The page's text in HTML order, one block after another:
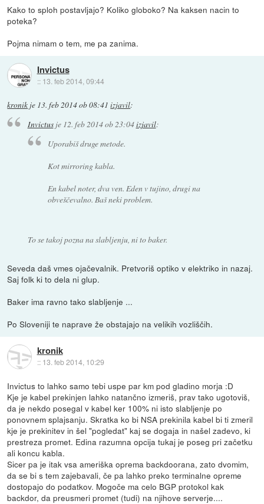
Kako to sploh postavljajo? Koliko globoko? Na kaksen nacin to
poteka?
Pojma nimam o tem, me pa zanima.
Invictus
:: 13. feb 2014, 09:44
kronik je 13. feb 2014 ob 08:41 izjavil:
Invictusje 12. feb 2014 ob 23:04izjavil:
Uporabiš druge metode.
Kot mirroring kabla.
En kabel noter, dva ven. Eden v tujino, drugi na
obveščevalno. Baš neki problem.
To se takoj pozna na slabljenju, ni to baker.
Seveda daš vmes ojačevalnik. Pretvoriš optiko v elektriko in nazaj.
Saj folk ki to dela ni glup.
Baker ima ravno tako slabljenje ...
Po Sloveniji te naprave že obstajajo na velikih vozliščih.
kronik
:: 13. feb 2014, 10:29
Invictus to lahko samo tebi uspe par km pod gladino morja :D
Kje je kabel prekinjen lahko natančno izmeriš, prav tako ugotoviš,
da je nekdo posegal v kabel ker 100% ni isto slabljenje po
ponovnem splajsanju. Skratka ko bi NSA prekinila kabel bi ti zmeril
kje je prekinitev in šel "pogledat" kaj se dogaja in našel zadevo, ki
prestreza promet. Edina razumna opcija tukaj je poseg pri začetku
ali koncu kabla.
Sicer pa je itak vsa ameriška oprema backdoorana, zato dvomim,
da se bi s tem zajebavali, če pa lahko preko terminalne opreme
dostopajo do podatkov. Mogoče ma celo BGP protokol kak
backdor, da preusmeri promet (tudi) na njihove serverje....